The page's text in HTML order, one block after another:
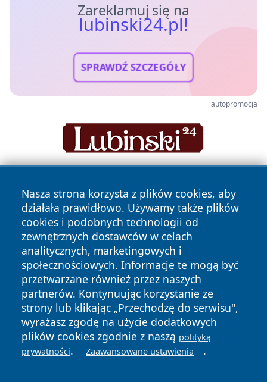
Zareklamuj się na
lubinski24.pl!
SPRAWDŹ SZCZEGÓŁY
autopromocja
Nasza strona korzysta z plików cookies, aby
działała prawidłowo. Używamy także plików
cookies i podobnych technologii od
zewnętrznych dostawców w celach
analitycznych, marketingowych i
społecznościowych. Informacje te mogą być
przetwarzane również przez naszych
partnerów. Kontynuując korzystanie ze
strony lub klikając „Przechodzę do serwisu",
wyrażasz zgodę na użycie dodatkowych
plików cookies zgodnie z naszą polityką
prywatności. Zaawansowane ustawienia .
Copyright © 2026 lubinski24.pl Wszystkie prawa zastrzeżone.
News Autorzy
Polityka
Prywatności
Polityka
Cookies